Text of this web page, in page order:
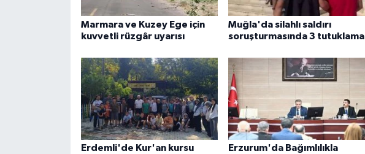
Marmara ve Kuzey Ege için
kuvvetli rüzgâr uyarısı
Muğla'da silahlı saldırı
soruşturmasında 3 tutuklama
Erdemli'de Kur'an kursu
Erzurum'da Bağımlılıkla